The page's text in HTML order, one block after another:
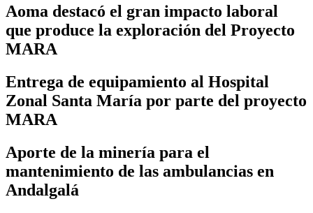
Aoma destacó el gran impacto laboral
que produce la exploración del Proyecto
MARA
Entrega de equipamiento al Hospital
Zonal Santa María por parte del proyecto
MARA
Aporte de la minería para el
mantenimiento de las ambulancias en
Andalgalá